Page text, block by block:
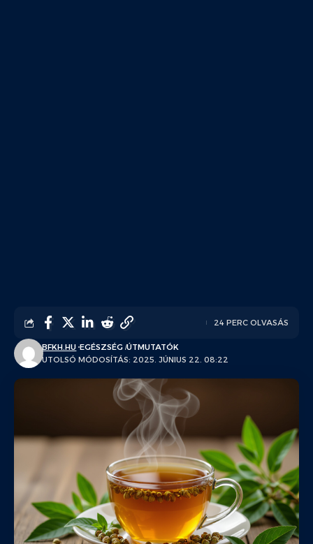
UTOLSÓ MÓDOSÍTÁS: 2025. JÚNIUS 22. 08:22
BFKH.HU EGÉSZSÉG ÚTMUTATÓK
24 PERC OLVASÁS